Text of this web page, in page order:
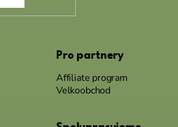
Pro partnery
Affiliate program
Velkoobchod